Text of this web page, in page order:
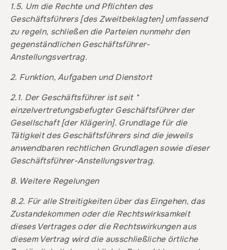
1.5. Um die Rechte und Pflichten des
Geschäftsführers[des Zweitbeklagten] umfassend
zu regeln, schließen die Parteien nunmehr den
gegenständlichen Geschäftsführer-
Anstellungsvertrag.
2. Funktion, Aufgaben und Dienstort
2.1. Der Geschäftsführer ist seit *
einzelvertretungsbefugter Geschäftsführer der
Gesellschaft[der Klägerin]. Grundlage für die
Tätigkeit des Geschäftsführers sind die jeweils
anwendbaren rechtlichen Grundlagen sowie dieser
Geschäftsführer-Anstellungsvertrag.
8. Weitere Regelungen
8.2. Für alle Streitigkeiten über das Eingehen, das
Zustandekommen oder die Rechtswirksamkeit
dieses Vertrages oder die Rechtswirkungen aus
diesem Vertrag wird die ausschließliche örtliche